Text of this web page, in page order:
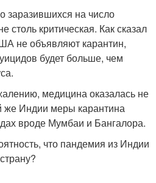
заразившихся на число
столь критическая. Как сказал
не объявляют карантин,
будет больше, чем
медицина оказалась не
же Индии меры карантина
вроде Мумбаи и Бангалора.
что пандемия из Индии